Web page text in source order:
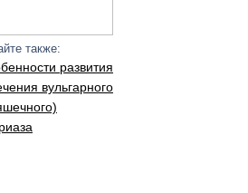
также:
развития
вульгарного